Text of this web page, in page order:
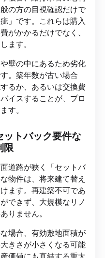
の方の目視確認だけで
」です。これらは購入
がかかるだけでなく、
ます。
壁の中にあるため劣化
。築年数が古い場合
るか、あるいは交換費
イスすることが、プロ
す。
ットバック要件な
限
道路が狭く「セットバ
物件は、将来建て替え
ます。再建築不可であ
できず、大規模なリノ
りません。
場合、有効敷地面積が
きさが小さくなる可能
価値にも直結する重大